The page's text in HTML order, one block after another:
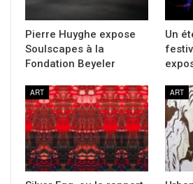
Pierre Huyghe expose
Soulscapes à la
Fondation Beyeler
Un
ART ART